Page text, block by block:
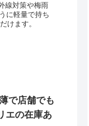
線対策や梅雨
に軽量で持ち
けます。
で店舗でも
エの在庫あ